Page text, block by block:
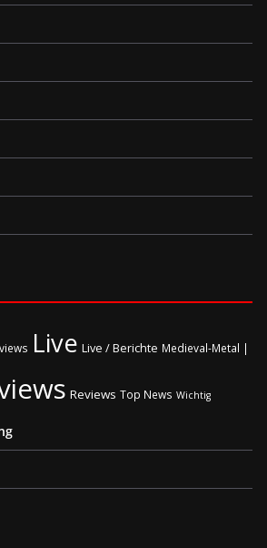
Live Live / Berichte Medieval-Metal |
Reviews Top News Wichtig